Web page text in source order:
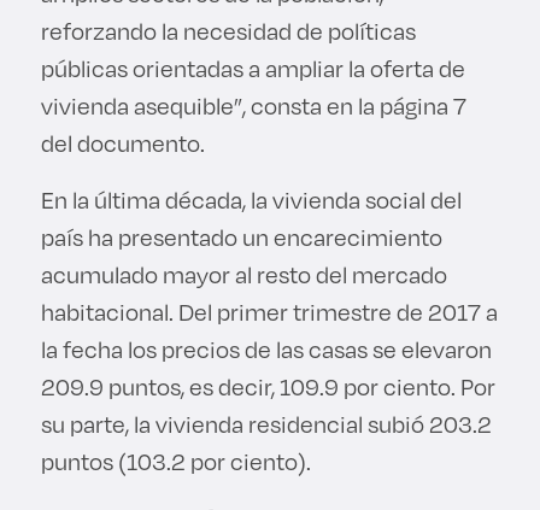
reforzando la necesidad de políticas
públicas orientadas a ampliar la oferta de
vivienda asequible”, consta en la página 7
del documento.
En la última década, la vivienda social del
país ha presentado un encarecimiento
acumulado mayor al resto del mercado
habitacional. Del primer trimestre de 2017 a
la fecha los precios de las casas se elevaron
209.9 puntos, es decir, 109.9 por ciento. Por
su parte, la vivienda residencial subió 203.2
puntos (103.2 por ciento).